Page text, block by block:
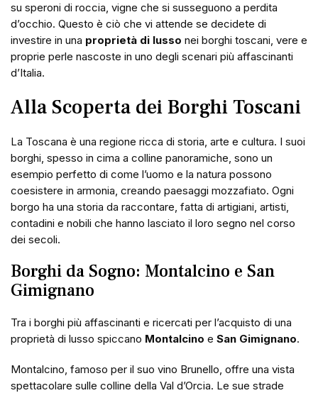
su speroni di roccia, vigne che si susseguono a perdita
d’occhio. Questo è ciò che vi attende se decidete di
investire in una proprietà di lusso nei borghi toscani, vere e
proprie perle nascoste in uno degli scenari più affascinanti
d’Italia.
Alla Scoperta dei Borghi Toscani
La Toscana è una regione ricca di storia, arte e cultura. I suoi
borghi, spesso in cima a colline panoramiche, sono un
esempio perfetto di come l’uomo e la natura possono
coesistere in armonia, creando paesaggi mozzafiato. Ogni
borgo ha una storia da raccontare, fatta di artigiani, artisti,
contadini e nobili che hanno lasciato il loro segno nel corso
dei secoli.
Borghi da Sogno: Montalcino e San
Gimignano
Tra i borghi più affascinanti e ricercati per l’acquisto di una
proprietà di lusso spiccano Montalcino e San Gimignano.
Montalcino, famoso per il suo vino Brunello, offre una vista
spettacolare sulle colline della Val d’Orcia. Le sue strade